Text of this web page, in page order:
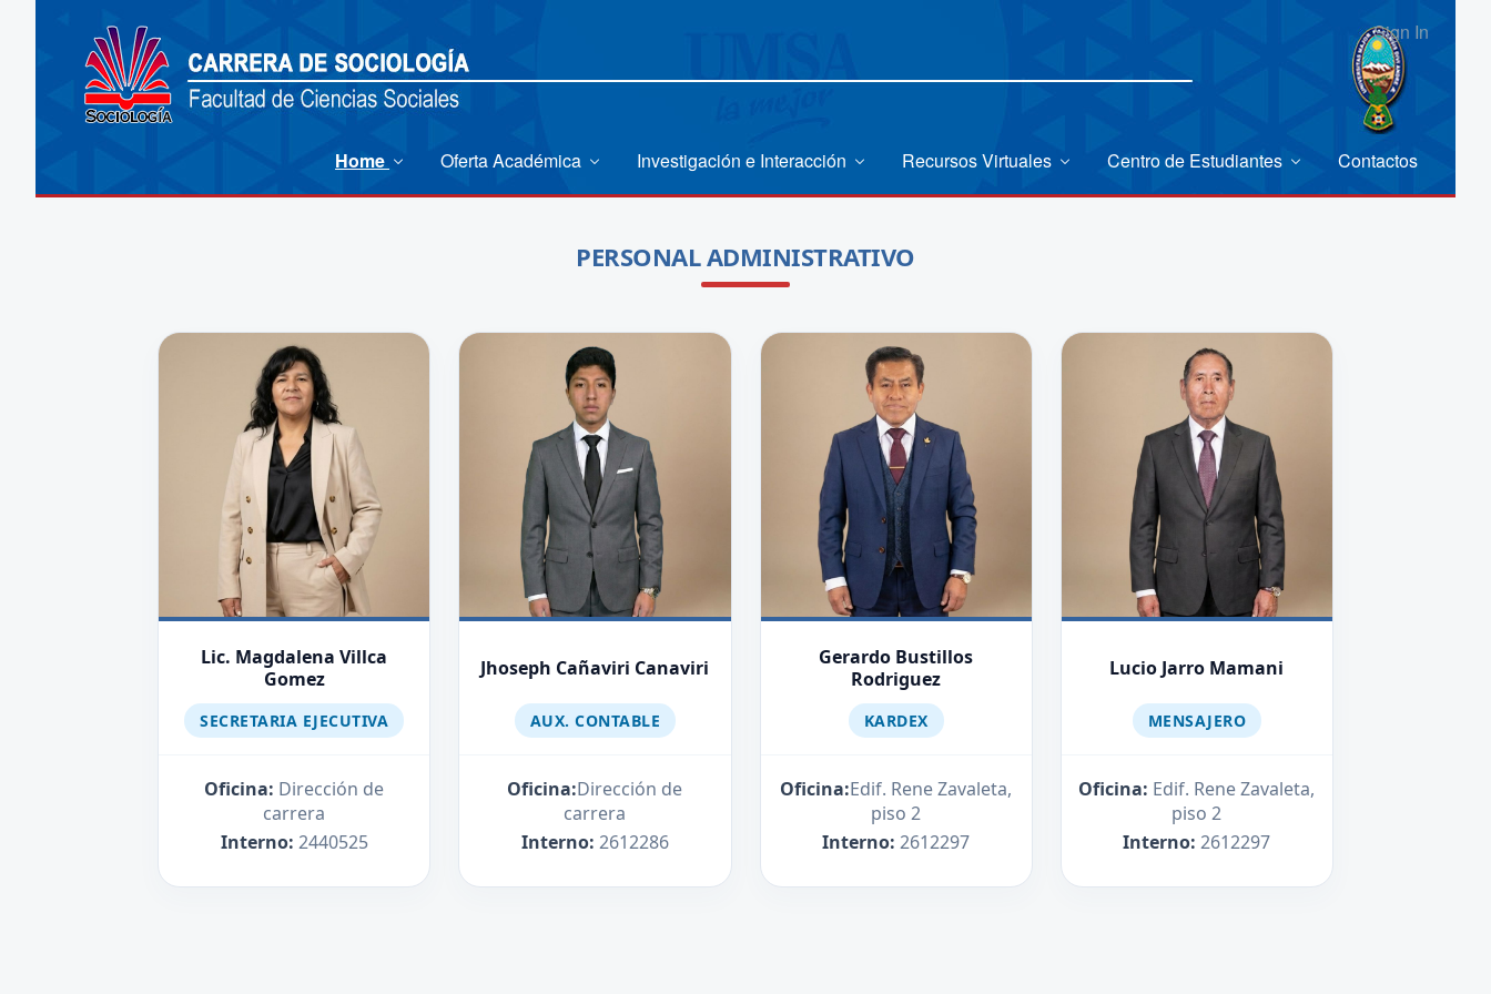
Sign In
Home Oferta Académica Investigación e Interacción Recursos Virtuales Centro de Estudiantes Contactos
PERSONAL ADMINISTRATIVO
Lic. Magdalena Villca
Gomez
SECRETARIA EJECUTIVA
Oficina: Dirección de
carrera
Interno: 2440525
Jhoseph Cañaviri Canaviri
AUX. CONTABLE
Oficina:Dirección de
carrera
Interno: 2612286
Gerardo Bustillos
Rodriguez
KARDEX
Oficina:Edif. Rene Zavaleta,
piso 2
Interno: 2612297
Lucio Jarro Mamani
MENSAJERO
Oficina: Edif. Rene Zavaleta,
piso 2
Interno: 2612297